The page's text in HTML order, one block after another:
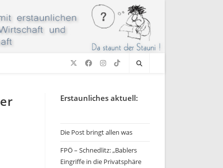
Erstaunliches aktuell:
Die Post bringt allen was
FPÖ – Schnedlitz: „Bablers
Eingriffe in die Privatsphäre